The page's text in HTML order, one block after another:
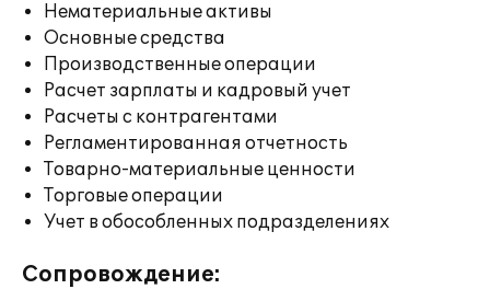
Нематериальные активы
Основные средства
Производственные операции
Расчет зарплаты и кадровый учет
Расчеты с контрагентами
Регламентированная отчетность
Товарно-материальные ценности
Торговые операции
Учет в обособленных подразделениях
Сопровождение: